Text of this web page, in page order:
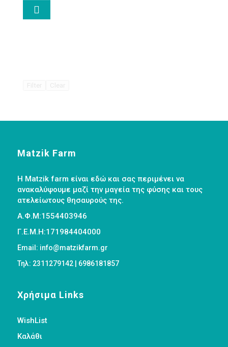

Matzik Farm
Η Matzik farm είναι εδώ και σας περιμένει να
ανακαλύψουμε μαζί την μαγεία της φύσης και τους
ατελείωτους θησαυρούς της.
Α.Φ.Μ:1554403946
Γ.Ε.Μ.Η:171984404000
Email: info@matzikfarm.gr
Τηλ: 2311279142 | 6986181857
Χρήσιμα Links
WishList
Καλάθι